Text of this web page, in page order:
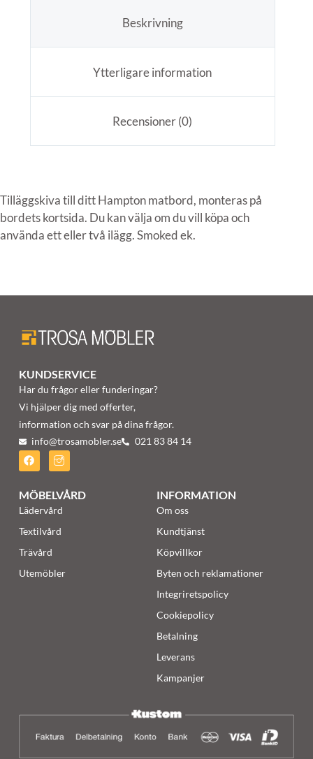
Beskrivning
Ytterligare information
Recensioner (0)
Tilläggskiva till ditt Hampton matbord, monteras på
bordets kortsida. Du kan välja om du vill köpa och
använda ett eller två ilägg. Smoked ek.
KUNDSERVICE
Har du frågor eller funderingar?
Vi hjälper dig med offerter,
information och svar på dina frågor.
info@trosamobler.se 021 83 84 14
MÖBELVÅRD
Lädervård
Textilvård
Trävård
Utemöbler
INFORMATION
Om oss
Kundtjänst
Köpvillkor
Byten och reklamationer
Integriretspolicy
Cookiepolicy
Betalning
Leverans
Kampanjer